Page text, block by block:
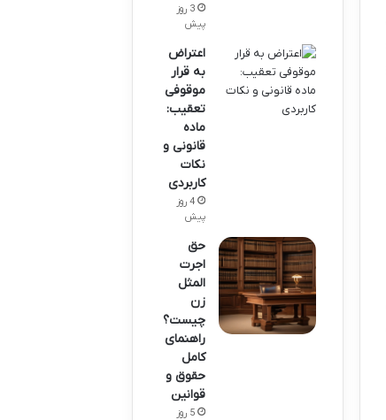
3 روز
پیش
اعتراض
به قرار
موقوفی
تعقیب:
ماده
قانونی و
نکات
کاربردی
4 روز
پیش
حق
اجرت
المثل
زن
چیست؟
راهنمای
کامل
حقوق و
قوانین
5 روز